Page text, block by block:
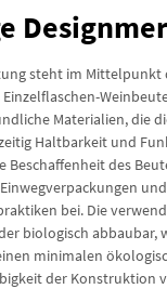
steht im Mittelpunkt
Materialien, die
Haltbarkeit und
Beschaffenheit des
bei. Die
biologisch abbaubar,
minimalen
der Konstruktion